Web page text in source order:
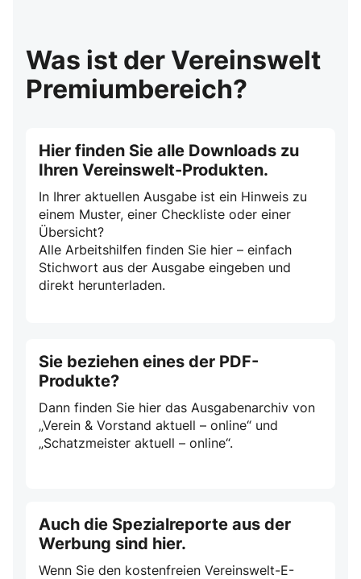
Was ist der Vereinswelt
Premiumbereich?
Hier finden Sie alle Downloads zu
Ihren Vereinswelt-Produkten.
In Ihrer aktuellen Ausgabe ist ein Hinweis zu
einem Muster, einer Checkliste oder einer
Übersicht?
Alle Arbeitshilfen finden Sie hier – einfach
Stichwort aus der Ausgabe eingeben und
direkt herunterladen.
Sie beziehen eines der PDF-
Produkte?
Dann finden Sie hier das Ausgabenarchiv von
„Verein & Vorstand aktuell – online“ und
„Schatzmeister aktuell – online“.
Auch die Spezialreporte aus der
Werbung sind hier.
Wenn Sie den kostenfreien Vereinswelt-E-